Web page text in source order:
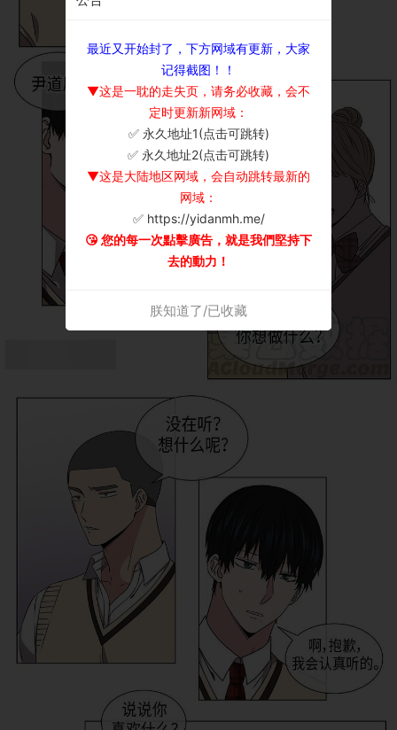
最近又开始封了，下方网域有更新，大家
记得截图！！
▼这是一耽的走失页，请务必收藏，会不
定时更新新网域：
✅ 永久地址1(点击可跳转)
✅ 永久地址2(点击可跳转)
▼这是大陆地区网域，会自动跳转最新的
网域：
✅ https://yidanmh.me/
😘 您的每一次點擊廣告，就是我們堅持下
去的動力！
朕知道了/已收藏